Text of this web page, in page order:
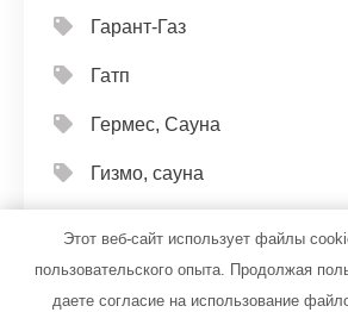
Гарант-Газ
Гатп
Гермес, Сауна
Гизмо, сауна
Горный воздух, гостевой дом
Городской
Этот веб-сайт использует файлы
пользовательского опыта. Продолжая
даете согласие на использование